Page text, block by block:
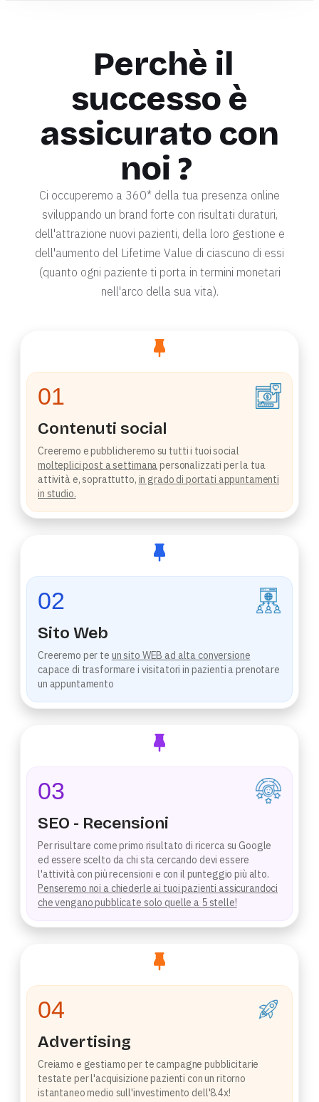
Perchè il
successo è
assicurato con
noi ?
Ci occuperemo a 360* della tua presenza online
sviluppando un brand forte con risultati duraturi,
dell'attrazione nuovi pazienti, della loro gestione e
dell'aumento del Lifetime Value di ciascuno di essi
(quanto ogni paziente ti porta in termini monetari
nell'arco della sua vita).
01
Contenuti social
Creeremo e pubblicheremo su tutti i tuoi social
molteplici post a settimanapersonalizzati per la tua
attività e, soprattutto, in grado di portati appuntamenti
in studio.
02
Sito Web
Creeremo per te un sito WEB ad alta conversione
capace di trasformare i visitatori in pazienti a prenotare
un appuntamento
03
SEO - Recensioni
Per risultare come primo risultato di ricerca su Google
ed essere scelto da chi sta cercando devi essere
l'attività con più recensioni e con il punteggio più alto.
Penseremo noi a chiederle ai tuoi pazienti assicurandoci
che vengano pubblicate solo quelle a 5 stelle!
04
Advertising
Creiamo e gestiamo per te campagne pubblicitarie
testate per l'acquisizione pazienti con un ritorno
istantaneo medio sull'investimento dell'8.4x!